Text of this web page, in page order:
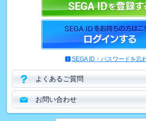
SEGA ID・パスワードを忘
よくあるご質問
お問い合わせ